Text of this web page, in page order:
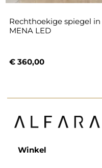
Rechthoekige spiegel
MENA LED
€ 360,00
Winkel